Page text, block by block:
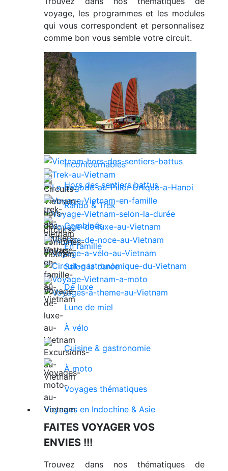
voyage, les programmes et les modules
qui vous correspondent et personnalisez
comme bon vous semble votre circuit.
Incontournables
Hors des sentiers battus
Rando & Trek
Combinés
En famille
Selon la durée
De luxe
Lune de miel
À vélo
Cuisine & gastronomie
À moto
Voyages thématiques
Voyages en Indochine & Asie
FAITES VOYAGER VOS
ENVIES !!!
Trouvez dans nos thématiques de